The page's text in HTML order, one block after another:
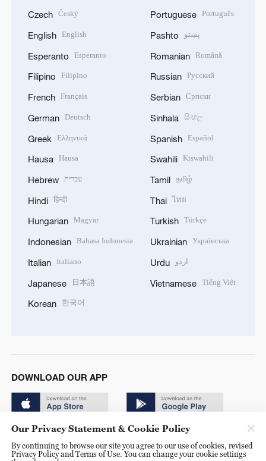
Czech Český
English English
Esperanto Esperanto
Filipino Filipino
French Français
German Deutsch
Greek Ελληνικά
Hausa Hausa
Hebrew עברית
Hindi हिन्दी
Hungarian Magyar
Indonesian Bahasa Indonesia
Italian Italiano
Japanese 日本語
Korean 한국어
Portuguese Português
Pashto پښتو
Romanian Română
Russian Русский
Serbian Српски
Sinhala සිංහල
Spanish Español
Swahili Kiswahili
Tamil தமிழ்
Thai ไทย
Turkish Türkçe
Ukrainian Українська
Urdu اردو
Vietnamese Tiếng Việt
DOWNLOAD OUR APP
Our Privacy Statement & Cookie Policy
By continuing to browse our site you agree to our use of cookies, revised
Privacy Policy and Terms of Use. You can change your cookie settings